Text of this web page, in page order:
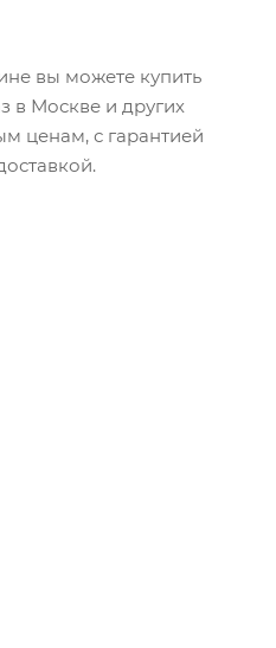
вы можете купить
в Москве и других
ценам, с гарантией